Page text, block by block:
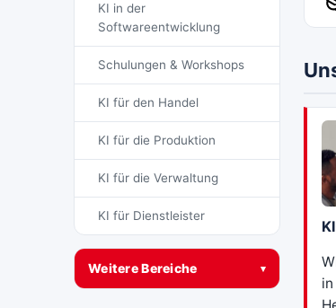
KI in der
Softwareentwicklung
Schulungen & Workshops
KI für den Handel
KI für die Produktion
KI für die Verwaltung
KI für Dienstleister
Weitere Bereiche ▾